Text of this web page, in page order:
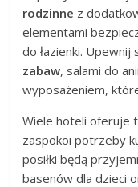
rodzinne z
elementami
do łazienki.
zabaw, salami do
wyposażeniem,
Wiele hoteli oferuje
zaspokoi potrzeby
posiłki będą
basenów dla dzieci